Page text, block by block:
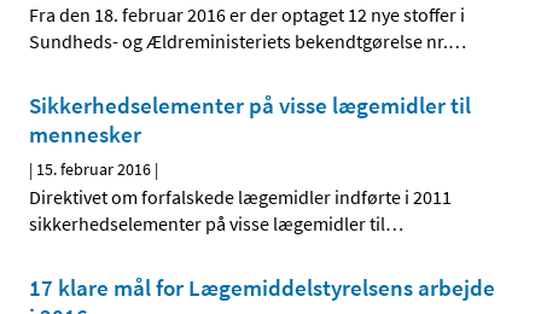
Fra den 18. februar 2016 er der optaget 12 nye stoffer i
Sundheds- og Ældreministeriets bekendtgørelse nr.…
Sikkerhedselementer på visse lægemidler til
mennesker
| 15. februar 2016 |
Direktivet om forfalskede lægemidler indførte i 2011
sikkerhedselementer på visse lægemidler til…
17 klare mål for Lægemiddelstyrelsens arbejde